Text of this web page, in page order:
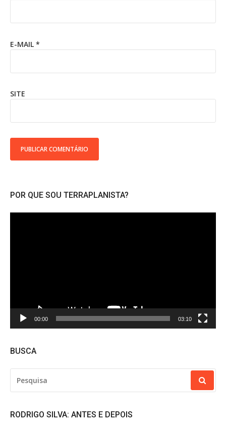
E-MAIL *
SITE
POR QUE SOU TERRAPLANISTA?
00:00 03:10
BUSCA
POR:
RODRIGO SILVA: ANTES E DEPOIS